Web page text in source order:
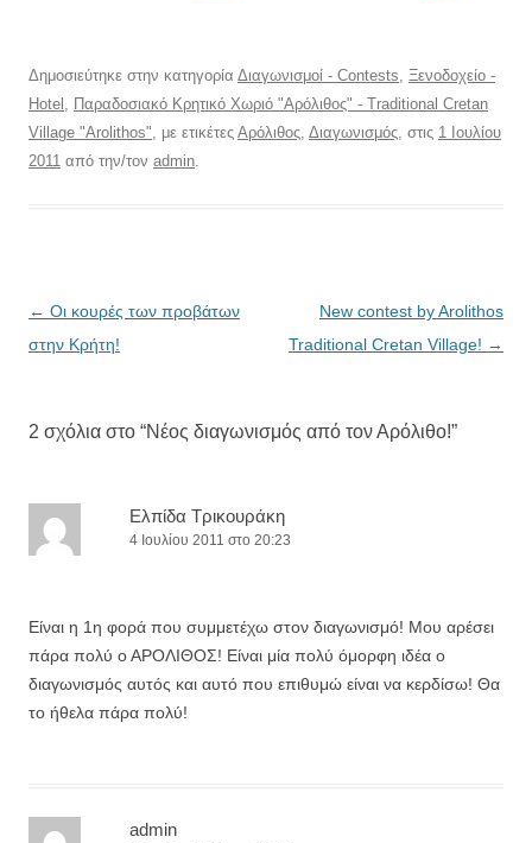
Δημοσιεύτηκε στην κατηγορία Διαγωνισμοί - Contests Ξενοδοχείο -
Hotel
Παραδοσιακό Κρητικό Χωριό "Αρόλιθος" - Traditional Cretan
Village "Arolithos" , με ετικέτες Αρόλιθος Διαγωνισμός , στις 1 Ιουλίου
2011 από την/τον admin
Πλοήγηση
άρθρων
← Οι κουρές των προβάτων
στην Κρήτη!
New contest by Arolithos
Traditional Cretan Village! →
2 σχόλια στο “Νέος διαγωνισμός από τον Αρόλιθο!”
Eλπίδα Τρικουράκη
4 Ιουλίου 2011 στο 20:23
Eίναι η 1η φορά που συμμετέχω στον διαγωνισμό! Μου αρέσει
πάρα πολύ ο ΑΡΟΛΙΘΟΣ! Είναι μία πολύ όμορφη ιδέα ο
διαγωνισμός αυτός και αυτό που επιθυμώ είναι να κερδίσω! Θα
το ήθελα πάρα πολύ!
admin